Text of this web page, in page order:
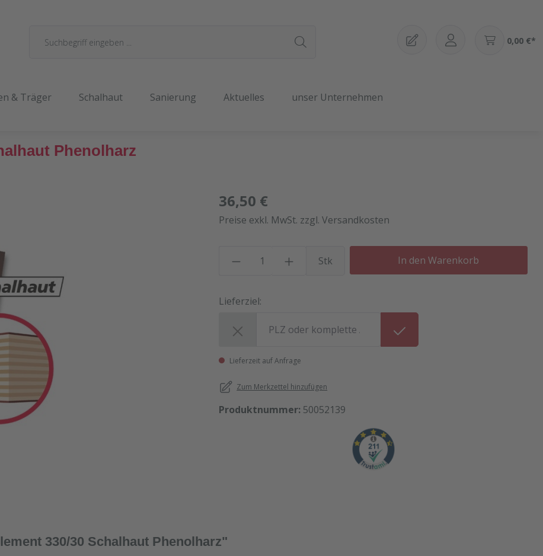
0,00 €*
& Träger Schalhaut Sanierung Aktuelles unser Unternehmen
Phenolharz
36,50 €
Preise exkl. MwSt. zzgl. Versandkosten
Produkt Anzahl: Gib den
Stk In den Warenkorb
Lieferziel:
Lieferzeit auf Anfrage
Zum Merkzettel hinzufügen
Produktnummer: 50052139
330/30 Schalhaut Phenolharz"